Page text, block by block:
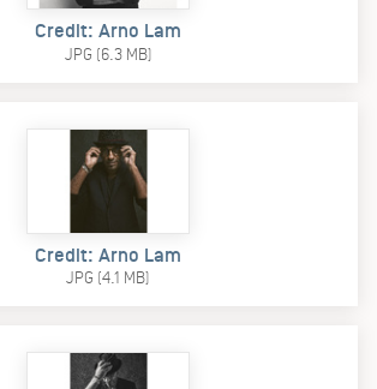
Credit: Arno Lam
JPG (6.3 MB)
Credit: Arno Lam
JPG (4.1 MB)